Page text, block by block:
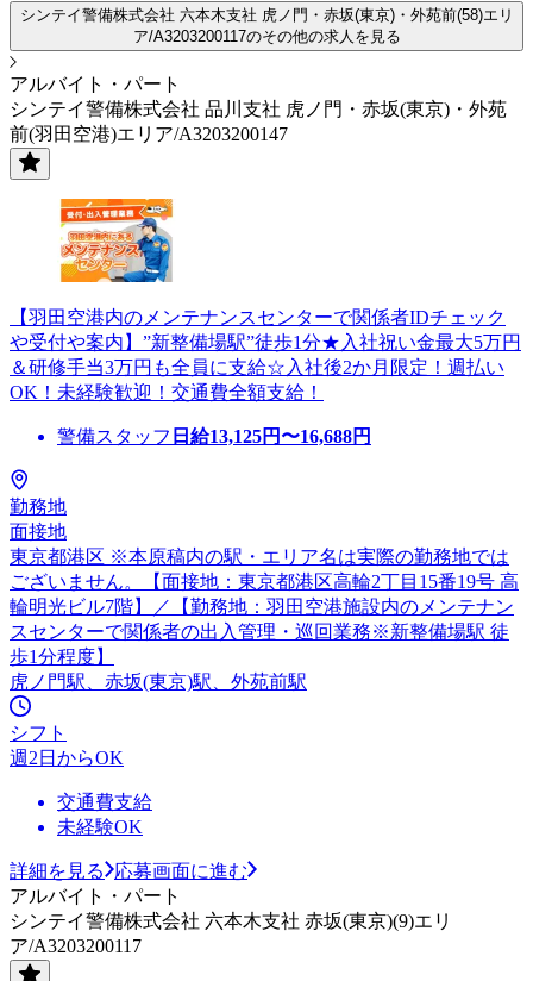
シンテイ警備株式会社 六本木支社 虎ノ門・赤坂(東京)・外苑前(58)エリ
ア/A3203200117のその他の求人を見る
アルバイト・パート
シンテイ警備株式会社 品川支社 虎ノ門・赤坂(東京)・外苑
前(羽田空港)エリア/A3203200147
【羽田空港内のメンテナンスセンターで関係者IDチェック
や受付や案内】”新整備場駅”徒歩1分★入社祝い金最大5万円
＆研修手当3万円も全員に支給☆入社後2か月限定！週払い
OK！未経験歓迎！交通費全額支給！
警備スタッフ 日給13,125円〜16,688円
勤務地
面接地
東京都港区 ※本原稿内の駅・エリア名は実際の勤務地では
ございません。【面接地：東京都港区高輪2丁目15番19号 高
輪明光ビル7階】／【勤務地：羽田空港施設内のメンテナン
スセンターで関係者の出入管理・巡回業務※新整備場駅 徒
歩1分程度】
虎ノ門駅、赤坂(東京)駅、外苑前駅
シフト
週2日からOK
交通費支給
未経験OK
詳細を見る
応募画面に進む
アルバイト・パート
シンテイ警備株式会社 六本木支社 赤坂(東京)(9)エリ
ア/A3203200117